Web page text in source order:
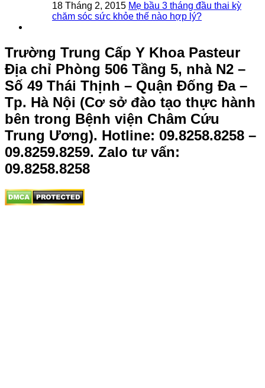
18 Tháng 2, 2015 Mẹ bầu 3 tháng đầu thai kỳ
chăm sóc sức khỏe thế nào hợp lý?
Trường Trung Cấp Y Khoa Pasteur
Địa chỉ Phòng 506 Tầng 5, nhà N2 –
Số 49 Thái Thịnh – Quận Đống Đa –
Tp. Hà Nội (Cơ sở đào tạo thực hành
bên trong Bệnh viện Châm Cứu
Trung Ương). Hotline: 09.8258.8258 –
09.8259.8259. Zalo tư vấn:
09.8258.8258